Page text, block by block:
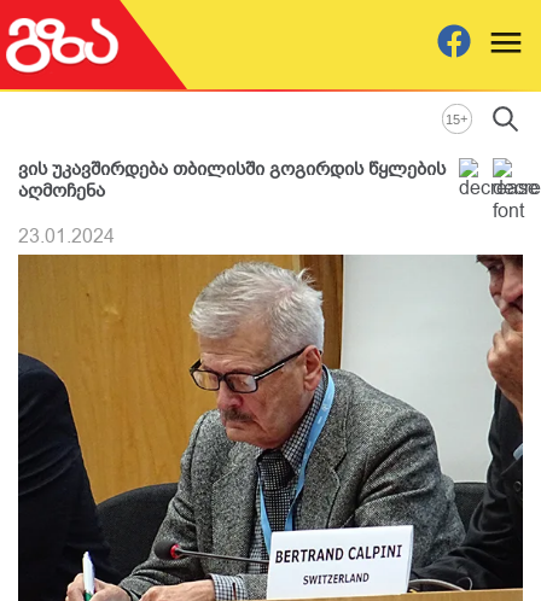
15+
ვის უკავშირდება თბილისში გოგირდის წყლების
აღმოჩენა
23.01.2024